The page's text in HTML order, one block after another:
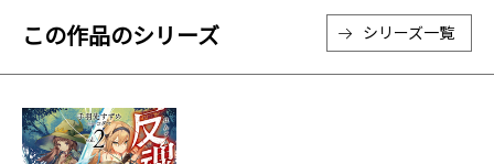
この作品のシリーズ シリーズ一覧